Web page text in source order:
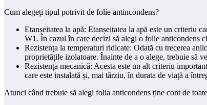
Cum alegeți tipul potrivit de folie antincondens?
Etanșeitatea la apă: Etanșeitatea la apă este un criteriu
W1. În cazul în care decizi să alegi o folie anticondens
Rezistența la temperaturi ridicate: Odată cu trecerea
proprietățile izolatoare. Înainte de a o alege, trebuie să
Rezistența mecanică: Acesta este un alt criteriu
care este instalată și, mai târziu, în durata de viață a
Atunci când trebuie să alegi folia anticondens ține cont de